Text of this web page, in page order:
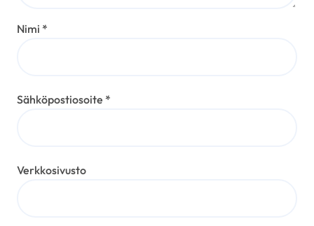
Nimi *
Sähköpostiosoite *
Verkkosivusto